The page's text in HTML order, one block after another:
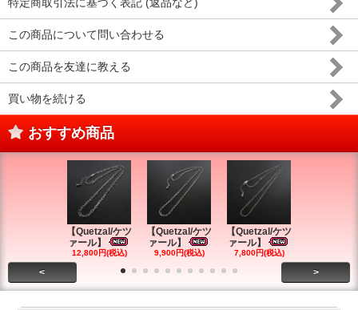
この商品について問い合わせる
この商品を友達に教える
買い物を続ける
おすすめ商品
【Quetzal/ケツ
ァール】
12,800円(税込)
【Quetzal/ケツ
ァール】
9,900円(税込)
【Quetzal/ケツ
ァール】
7,800円(税込)
< >